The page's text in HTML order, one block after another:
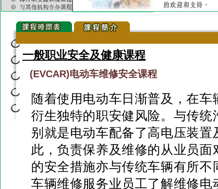
一般职业安全及健康课程
(EVCAR)电动车维修安全课程
随着使用电动车日渐普及，在
衍生独特的职安健风险。与传统
别就是电动车配备了高电压装置
此，负责保养及维修的从业员
的安全措施亦与传统车辆有所不
车辆维修服务业员工了解维修电